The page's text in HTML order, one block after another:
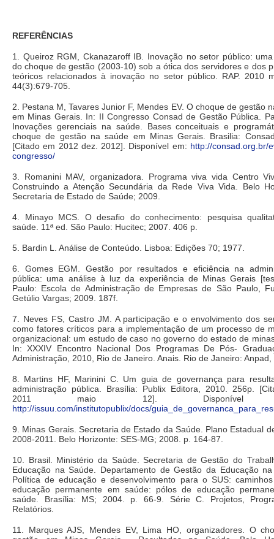
REFERÊNCIAS
1. Queiroz RGM, Ckanazaroff IB. Inovação no setor público:
do choque de gestão (2003-10) sob a ótica dos servidores e dos
teóricos relacionados à inovação no setor público. RAP. 2010
44(3):679-705.
2. Pestana M, Tavares Junior F, Mendes EV. O choque de gestão
em Minas Gerais. In: II Congresso Consad de Gestão Pública.
Inovações gerenciais na saúde. Bases conceituais e
choque de gestão na saúde em Minas Gerais. Brasilia:
[Citado em 2012 dez. 2012]. Disponível em: http://consad.org.br/
congresso/
3. Romanini MAV, organizadora. Programa viva vida Centro
Construindo a Atenção Secundária da Rede Viva Vida. Belo
Secretaria de Estado de Saúde; 2009.
4. Minayo MCS. O desafio do conhecimento: pesquisa
saúde. 11ª ed. São Paulo: Hucitec; 2007. 406 p.
5. Bardin L. Análise de Conteúdo. Lisboa: Edições 70; 1977.
6. Gomes EGM. Gestão por resultados e eficiência na
pública: uma análise à luz da experiência de Minas Gerais
Paulo: Escola de Administração de Empresas de São Paulo,
Getúlio Vargas; 2009. 187f.
7. Neves FS, Castro JM. A participação e o envolvimento dos
como fatores críticos para a implementação de um processo de
organizacional: um estudo de caso no governo do estado de
In: XXXIV Encontro Nacional Dos Programas De Pós-
Administração, 2010, Rio de Janeiro. Anais. Rio de Janeiro: Anpad,
8. Martins HF, Marinini C. Um guia de governança para
administração pública. Brasília: Publix Editora, 2010. 256p.
2011 maio 12]. Disponível
http://issuu.com/institutopublix/docs/
9. Minas Gerais. Secretaria de Estado da Saúde. Plano Estadual
2008-2011. Belo Horizonte: SES-MG; 2008. p. 164-87.
10. Brasil. Ministério da Saúde. Secretaria de Gestão do
Educação na Saúde. Departamento de Gestão da Educação
Política de educação e desenvolvimento para o SUS:
educação permanente em saúde: pólos de educação
saúde. Brasília: MS; 2004. p. 66-9. Série C. Projetos,
Relatórios.
11. Marques AJS, Mendes EV, Lima HO, organizadores. O